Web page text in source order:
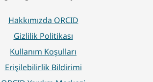
Hakkımızda ORCID
Gizlilik Politikası
Kullanım Koşulları
Erişilebilirlik Bildirimi